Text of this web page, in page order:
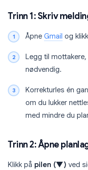
Trinn 1: Skriv
Åpne Gmail og
Legg til
nødvendig.
Korrekturles én
om du lukker
med mindre du
Trinn 2: Åpne
Klikk på pilen (▼) ved